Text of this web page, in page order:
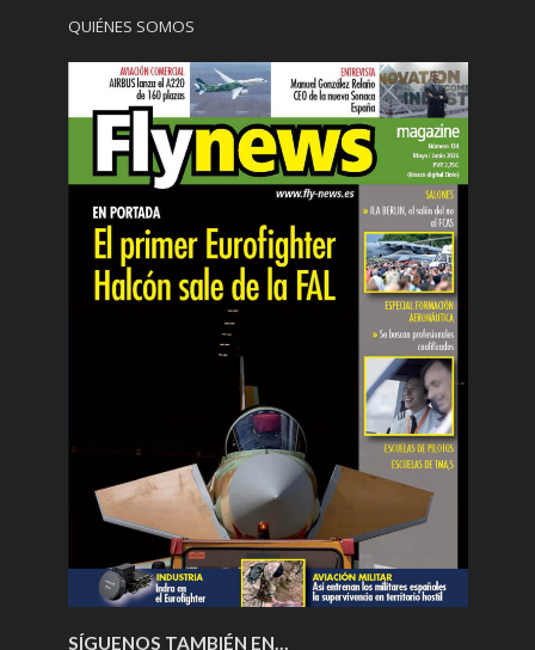
QUIÉNES SOMOS
SÍGUENOS TAMBIÉN EN…